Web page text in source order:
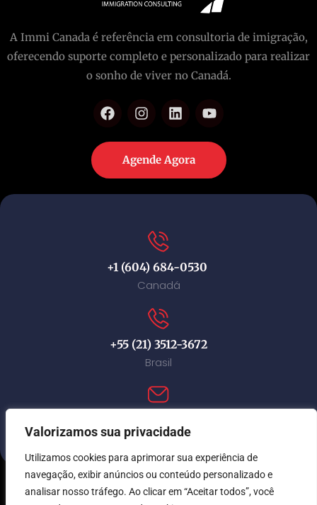
Valorizamos sua privacidade
Utilizamos cookies para aprimorar sua experiência de
navegação, exibir anúncios ou conteúdo personalizado e
analisar nosso tráfego. Ao clicar em “Aceitar todos”, você
A Immi Canada é referência em consultoria de imigração,
oferecendo suporte completo e personalizado para realizar
o sonho de viver no Canadá.
Agende Agora
+1 (604) 684-0530
Canadá
+55 (21) 3512-3672
Brasil
© Immi Canada 2026. Todos os direitos reservados.